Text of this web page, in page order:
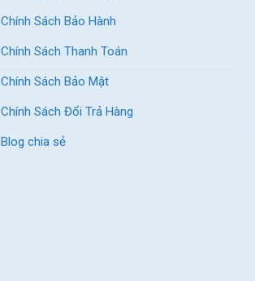
Chính Sách Bảo Hành
Chính Sách Thanh Toán
Chính Sách Bảo Mật
Chính Sách Đổi Trả Hàng
Blog chia sẻ